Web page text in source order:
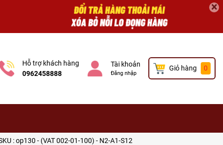
×
Hỗ trợ khách hàng
0962458888
Tài khoản
Đăng nhập
Giỏ hàng 0
: op130 - (VAT 002-01-100) - N2-A1-S12